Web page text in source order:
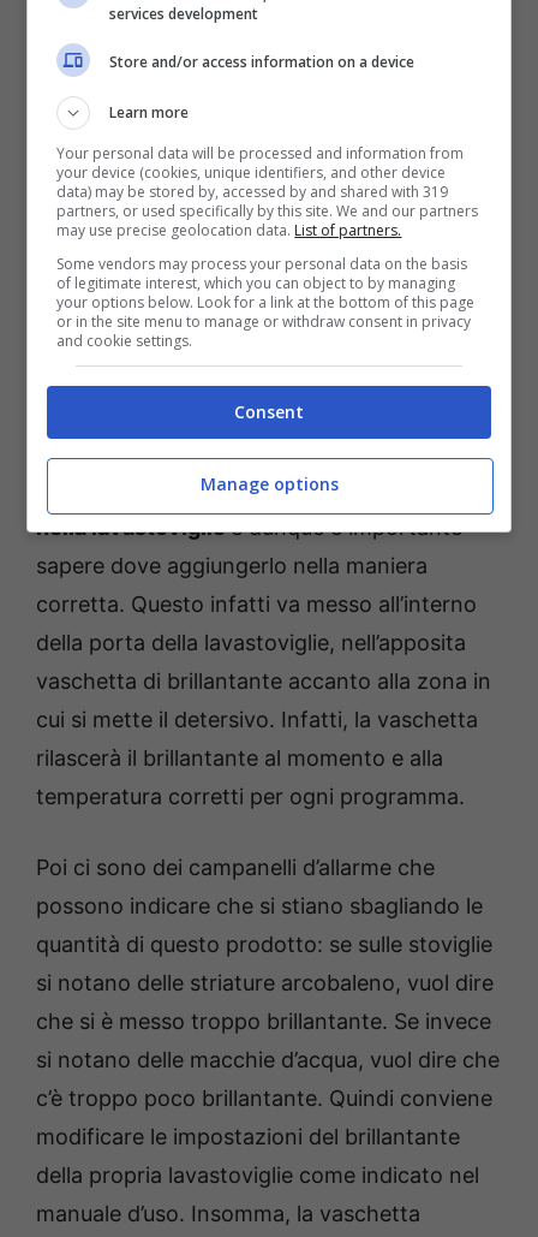
tensione superficiale dell’acqua permettendo
che questa scorra più facilmente dai piatti
nella lavastoviglie. Dunqueè un prodotto che
dovrebbero usare soprattutto coloro che si
trovano in zone in cui l’acqua è molto dura, in
modo da prevenire la formazione di macchie
su bicchieri, piatti e posate.
Con l’ausilio del brillantante, non solo le
stoviglie saranno più pulite e lucenti ma si
problema è che spesso si sbaglia a metterlo
nella lavastovigliee dunque è importante
sapere dove aggiungerlo nella maniera
corretta. Questo infatti va messo all’interno
della porta della lavastoviglie, nell’apposita
vaschetta di brillantante accanto alla zona in
cui si mette il detersivo. Infatti, la vaschetta
rilascerà il brillantante al momento e alla
temperatura corretti per ogni programma.
Poi ci sono dei campanelli d’allarme che
possono indicare che si stiano sbagliando le
quantità di questo prodotto: se sulle stoviglie
si notano delle striature arcobaleno, vuol dire
che si è messo troppo brillantante. Se invece
si notano delle macchie d’acqua, vuol dire che
c’è troppo poco brillantante. Quindi conviene
modificare le impostazioni del brillantante
della propria lavastoviglie come indicato nel
manuale d’uso. Insomma, la vaschetta
services development
Store and/or access information on a device
Learn more
Your personal data will be processed and information from
your device (cookies, unique identifiers, and other device
data) may be stored by, accessed by and shared with 319
partners, or used specifically by this site. We and our partners
may use precise geolocation data. List of partners.
Some vendors may process your personal data on the basis
of legitimate interest, which you can object to by managing
your options below. Look for a link at the bottom of this page
or in the site menu to manage or withdraw consent in privacy
and cookie settings.
Consent
Manage options